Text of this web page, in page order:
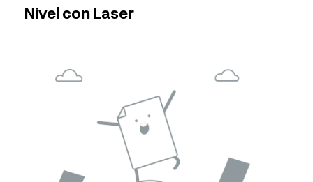
Nivel con Laser